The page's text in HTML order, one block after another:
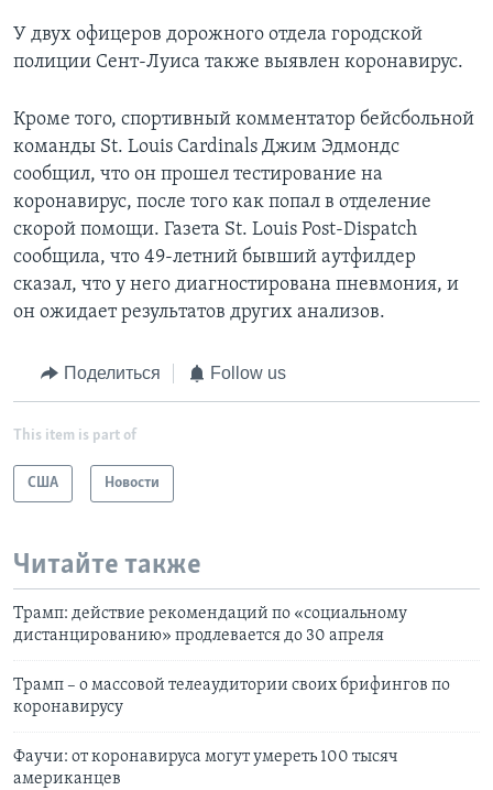
У двух офицеров дорожного отдела городской
полиции Сент-Луиса также выявлен коронавирус.
Кроме того, спортивный комментатор бейсбольной
команды St. Louis Cardinals Джим Эдмондс
сообщил, что он прошел тестирование на
коронавирус, после того как попал в отделение
скорой помощи. Газета St. Louis Post-Dispatch
сообщила, что 49-летний бывший аутфилдер
сказал, что у него диагностирована пневмония, и
он ожидает результатов других анализов.
Поделиться Follow us
This item is part of
США Новости
Читайте также
Трамп: действие рекомендаций по «социальному
дистанцированию» продлевается до 30 апреля
Трамп – о массовой телеаудитории своих брифингов по
коронавирусу
Фаучи: от коронавируса могут умереть 100 тысяч
американцев